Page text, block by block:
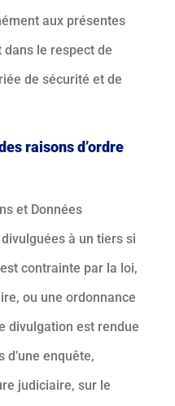
aux présentes
dans le respect de
de sécurité et de
raisons d’ordre
et Données
à un tiers si
contrainte par la loi,
ou une ordonnance
divulgation est rendue
d’une enquête,
judiciaire, sur le